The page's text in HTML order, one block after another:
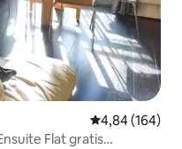
Gemiddelde
4,84 (164)
Flat gratis